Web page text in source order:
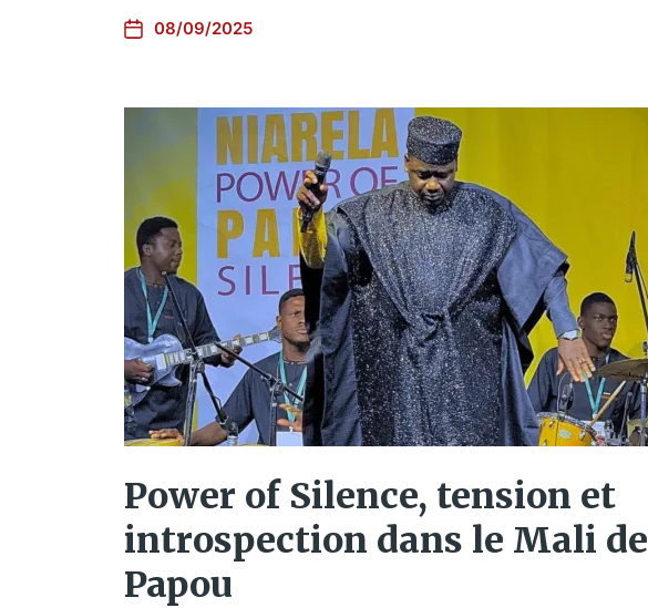
08/09/2025
Power of Silence, tension et
introspection dans le Mali de
Papou